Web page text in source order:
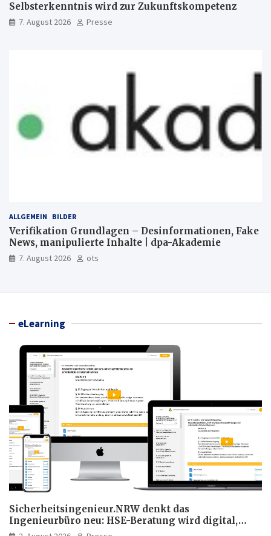
Selbsterkenntnis wird zur Zukunftskompetenz
7. August 2026 Presse
ALLGEMEIN BILDER
Verifikation Grundlagen – Desinformationen, Fake
News, manipulierte Inhalte | dpa-Akademie
7. August 2026 ots
eLearning
Sicherheitsingenieur.NRW denkt das
Ingenieurbüro neu: HSE-Beratung wird digital,
hybrid und multimedial